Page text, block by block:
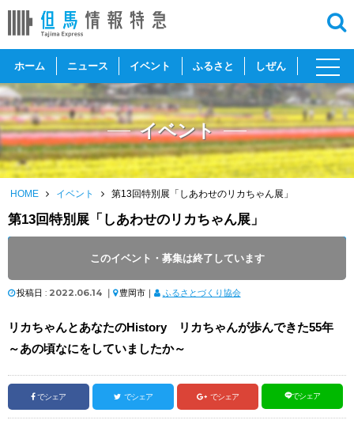
ホーム ニュース イベント ふるさと しぜん
toggle
イベント
HOME イベント 第13回特別展「しあわせのリカちゃん展」
第13回特別展「しあわせのリカちゃん展」
このイベント・募集は終了しています
開催時間 : 9:00 ～ 17:00
投稿日 : 2022.06.14 ｜ 豊岡市｜ ふるさとづくり協会
リカちゃんとあなたのHistory リカちゃんが歩んできた55年
～あの頃なにをしていましたか～
でシェア でシェア でシェア でシェア